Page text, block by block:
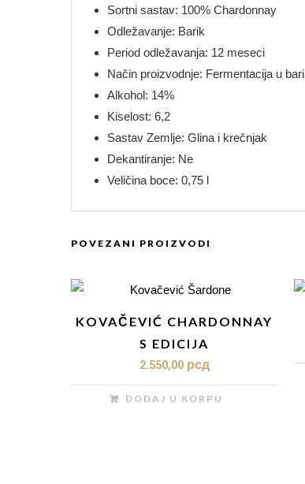
Sortni sastav: 100% Chardonnay
Odležavanje: Barik
Period odležavanja: 12 meseci
Način proizvodnje: Fermentacija u
Alkohol: 14%
Kiselost: 6,2
Sastav Zemlje: Glina i krečnjak
Dekantiranje: Ne
Veličina boce: 0,75 l
POVEZANI PROIZVODI
KOVAČEVIĆ CHARDONNAY
S EDICIJA
2.550,00 рсд
DODAJ U KORPU